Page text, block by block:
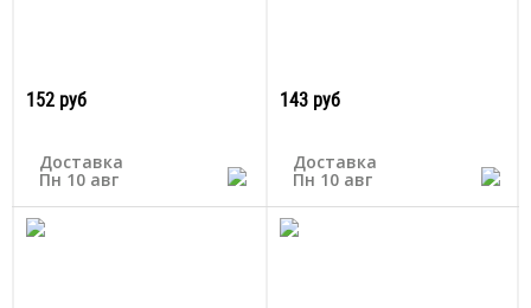
152 руб
Доставка
Пн 10 авг
143 руб
Доставка
Пн 10 авг